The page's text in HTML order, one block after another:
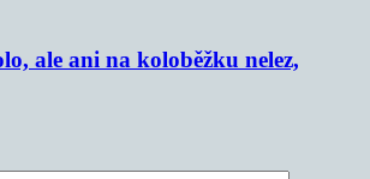
ale ani na koloběžku nelez,